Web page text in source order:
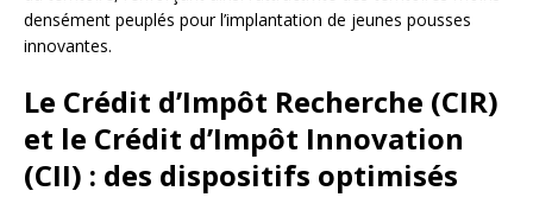
densément peuplés pour l’implantation de jeunes pousses
innovantes.
Le Crédit d’Impôt Recherche (CIR)
et le Crédit d’Impôt Innovation
(CII) : des dispositifs optimisés